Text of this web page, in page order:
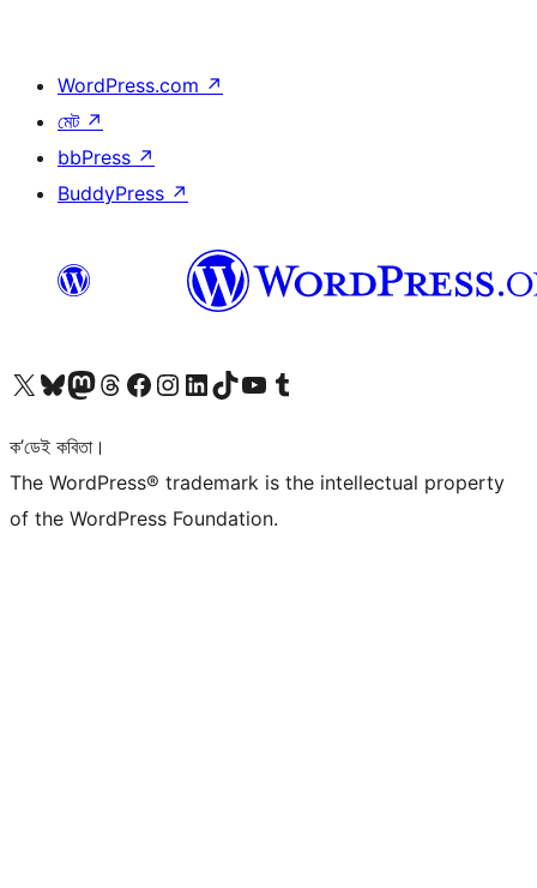
WordPress.com ↗
মেট ↗
bbPress ↗
BuddyPress ↗
আমাৰ X (আগৰ Twitter) একাউণ্টলৈ যাওকআমাৰ Bluesky একাউণ্টলৈ যাওকআমাৰ Mastodon একাউণ্টলৈ যাওকআমাৰ Threads একাউণ্টলৈ যাওকআমাৰ Facebook পৃষ্ঠালৈ যাওকআমাৰ Instagram একাউণ্টলৈ যাওকআমাৰ LinkedIn একাউণ্টলৈ যাওকআমাৰ TikTok একাউণ্টলৈ যাওকআমাৰ YouTube চেনেললৈ যাওকআমাৰ Tumblr একাউণ্টলৈ যাওক
ক’ডেই কবিতা।
The WordPress® trademark is the intellectual property
of the WordPress Foundation.